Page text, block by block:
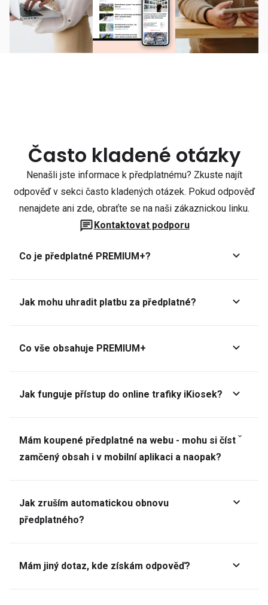
Často kladené otázky
Nenašli jste informace k předplatnému? Zkuste najít
odpověď v sekci často kladených otázek. Pokud odpověď
nenajdete ani zde, obraťte se na naši zákaznickou linku.
Kontaktovat podporu
Co je předplatné PREMIUM+?
Jak mohu uhradit platbu za předplatné?
Co vše obsahuje PREMIUM+
Jak funguje přístup do online trafiky iKiosek?
Mám koupené předplatné na webu - mohu si číst
zamčený obsah i v mobilní aplikaci a naopak?
Jak zruším automatickou obnovu
předplatného?
Mám jiný dotaz, kde získám odpověď?